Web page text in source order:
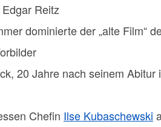
Reitz
dominierte der „alte Film“
20 Jahre nach seinem
Chefin Ilse Kubaschewski